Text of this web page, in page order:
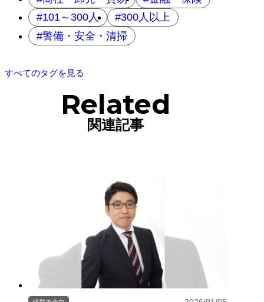
101～300人
300人以上
警備・安全・清掃
すべてのタグを見る
Related
関連記事